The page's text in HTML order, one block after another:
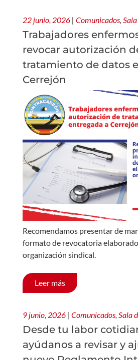
22 junio, 2026 | Comunicados,
Trabajadores
revocar autorización
tratamiento de datos
Cerrejón
Recomendamos presentar de
formato de revocatoria
organización sindical.
Leer más
9 junio, 2026 | Comunicados, Sala
Desde tu labor
ayúdanos a revisar y